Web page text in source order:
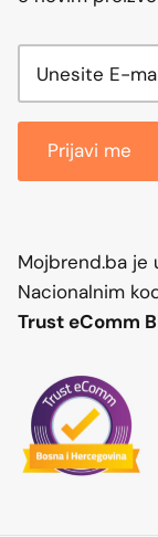
Prijavi me
Mojbrend.ba
Nacionalnim
Trust eComm